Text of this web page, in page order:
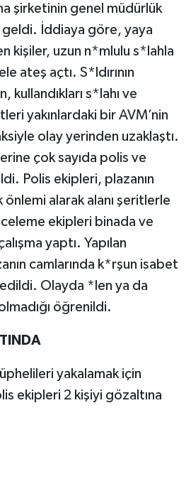
şirketinin genel müdürlük
geldi. İddiaya göre, yaya
kişiler, uzun n*mlulu s*lahla
ateş açtı. S*ldırının
kullandıkları s*lahı ve
yakınlardaki bir AVM’nin
olay yerinden uzaklaştı.
çok sayıda polis ve
Polis ekipleri, plazanın
alarak alanı şeritlerle
ekipleri binada ve
yaptı. Yapılan
camlarında k*rşun isabet
Olayda *len ya da
öğrenildi.
yakalamak için
ekipleri 2 kişiyi gözaltına